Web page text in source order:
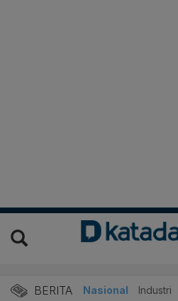
BERITA Nasional Industri